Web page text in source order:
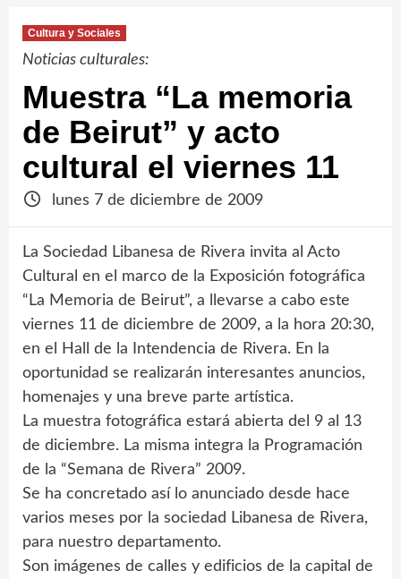
Cultura y Sociales
Noticias culturales:
Muestra “La memoria
de Beirut” y acto
cultural el viernes 11
lunes 7 de diciembre de 2009
La Sociedad Libanesa de Rivera invita al Acto
Cultural en el marco de la Exposición fotográfica
“La Memoria de Beirut”, a llevarse a cabo este
viernes 11 de diciembre de 2009, a la hora 20:30,
en el Hall de la Intendencia de Rivera. En la
oportunidad se realizarán interesantes anuncios,
homenajes y una breve parte artística.
La muestra fotográfica estará abierta del 9 al 13
de diciembre. La misma integra la Programación
de la “Semana de Rivera” 2009.
Se ha concretado así lo anunciado desde hace
varios meses por la sociedad Libanesa de Rivera,
para nuestro departamento.
Son imágenes de calles y edificios de la capital de